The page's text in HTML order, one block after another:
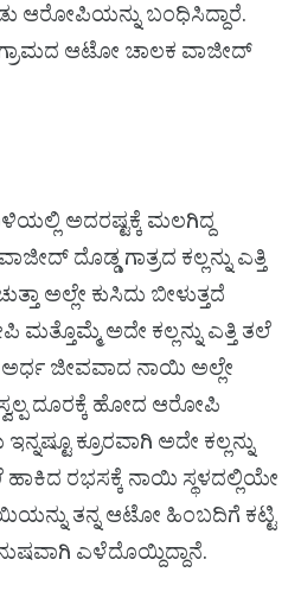
ಬಂಧಿಸಿದ್ದಾರೆ.
ಆಟೋ ಚಾಲಕ ವಾಜೀದ್
ಅದರಷ್ಟಕ್ಕೆ ಮಲಗಿದ್ದ
ದೊಡ್ಡ ಗಾತ್ರದ ಕಲ್ಲನ್ನು ಎತ್ತಿ
ಅಲ್ಲೇ ಕುಸಿದು ಬೀಳುತ್ತದೆ
ಮತ್ತೊಮ್ಮೆ ಅದೇ ಕಲ್ಲನ್ನು ಎತ್ತಿ ತಲೆ
ಜೀವವಾದ ನಾಯಿ ಅಲ್ಲೇ
ಸ್ವಲ್ಪ ದೂರಕ್ಕೆ ಹೋದ ಆರೋಪಿ
ಕ್ರೂರವಾಗಿ ಅದೇ ಕಲ್ಲನ್ನು
ರಭಸಕ್ಕೆ ನಾಯಿ ಸ್ಥಳದಲ್ಲಿಯೇ
ತನ್ನ ಆಟೋ ಹಿಂಬದಿಗೆ ಕಟ್ಟಿ
ಎಳೆದೊಯ್ದಿದ್ದಾನೆ.